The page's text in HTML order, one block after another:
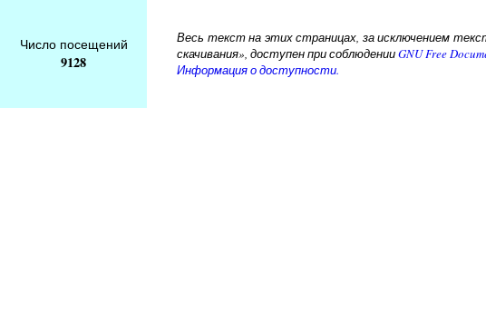
Число посещений
9128
Весь текст на этих страницах, за исключением
скачивания», доступен при соблюденииGNU Free
Информация о доступности.